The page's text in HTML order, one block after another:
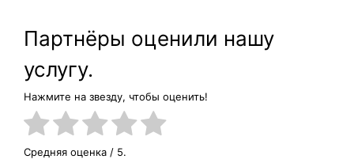
Партнёры оценили нашу
услугу.
Нажмите на звезду, чтобы оценить!
Средняя оценка / 5.